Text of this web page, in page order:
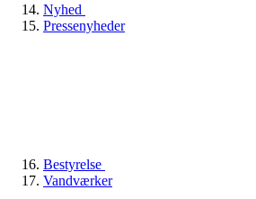
Nyhed
Pressenyheder
Bestyrelse
Vandværker